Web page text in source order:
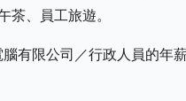
茶、員工旅遊。
有限公司／行政人員的年